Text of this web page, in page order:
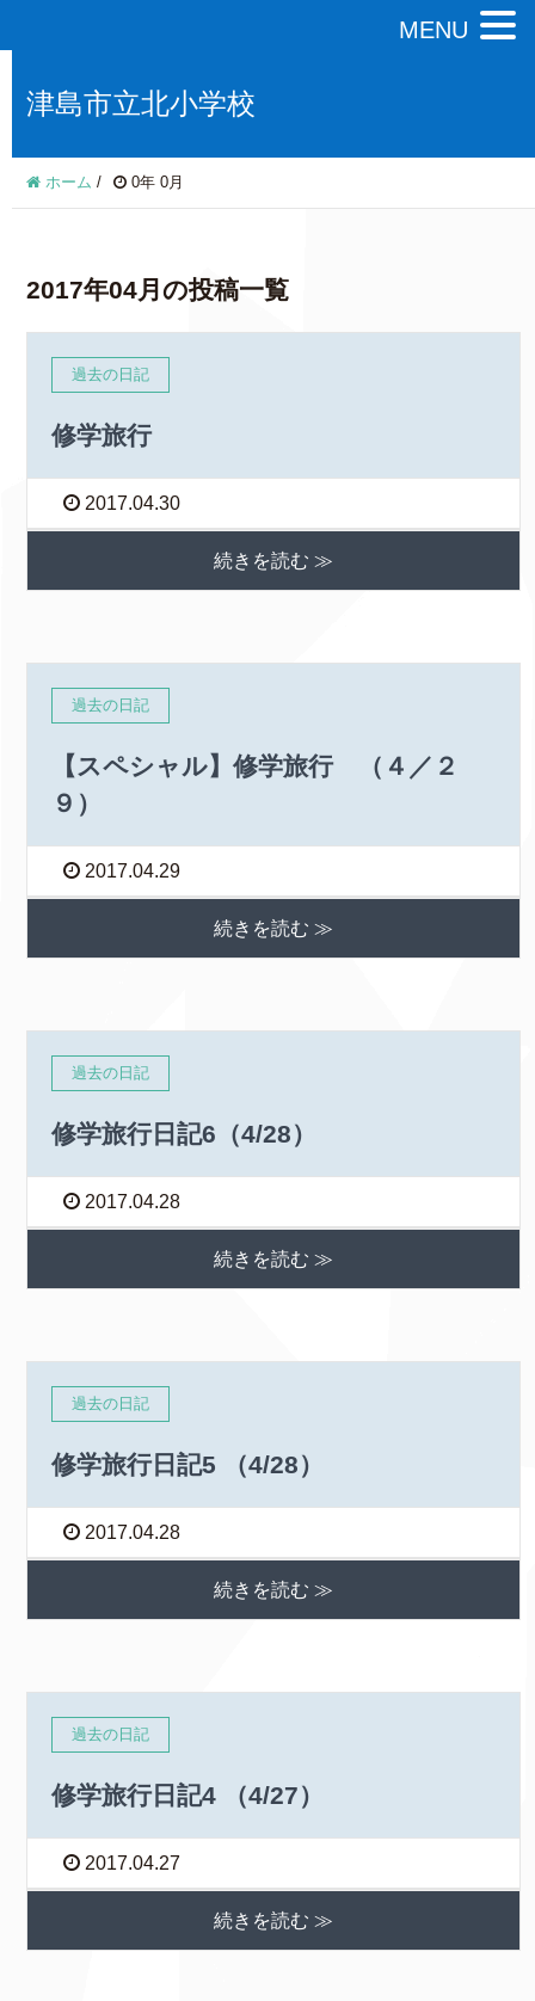
津島市立北小学校
ホーム / 0年 0月
2017年04月の投稿一覧
過去の日記
修学旅行
2017.04.30
続きを読む ≫
過去の日記
【スペシャル】修学旅行 （４／２
９）
2017.04.29
続きを読む ≫
過去の日記
修学旅行日記6（4/28）
2017.04.28
続きを読む ≫
過去の日記
修学旅行日記5 （4/28）
2017.04.28
続きを読む ≫
過去の日記
修学旅行日記4 （4/27）
2017.04.27
続きを読む ≫
MENU